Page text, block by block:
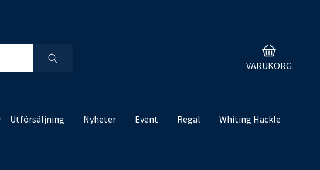
VARUKORG
Utförsäljning Nyheter Event Regal
Whiting Hackle